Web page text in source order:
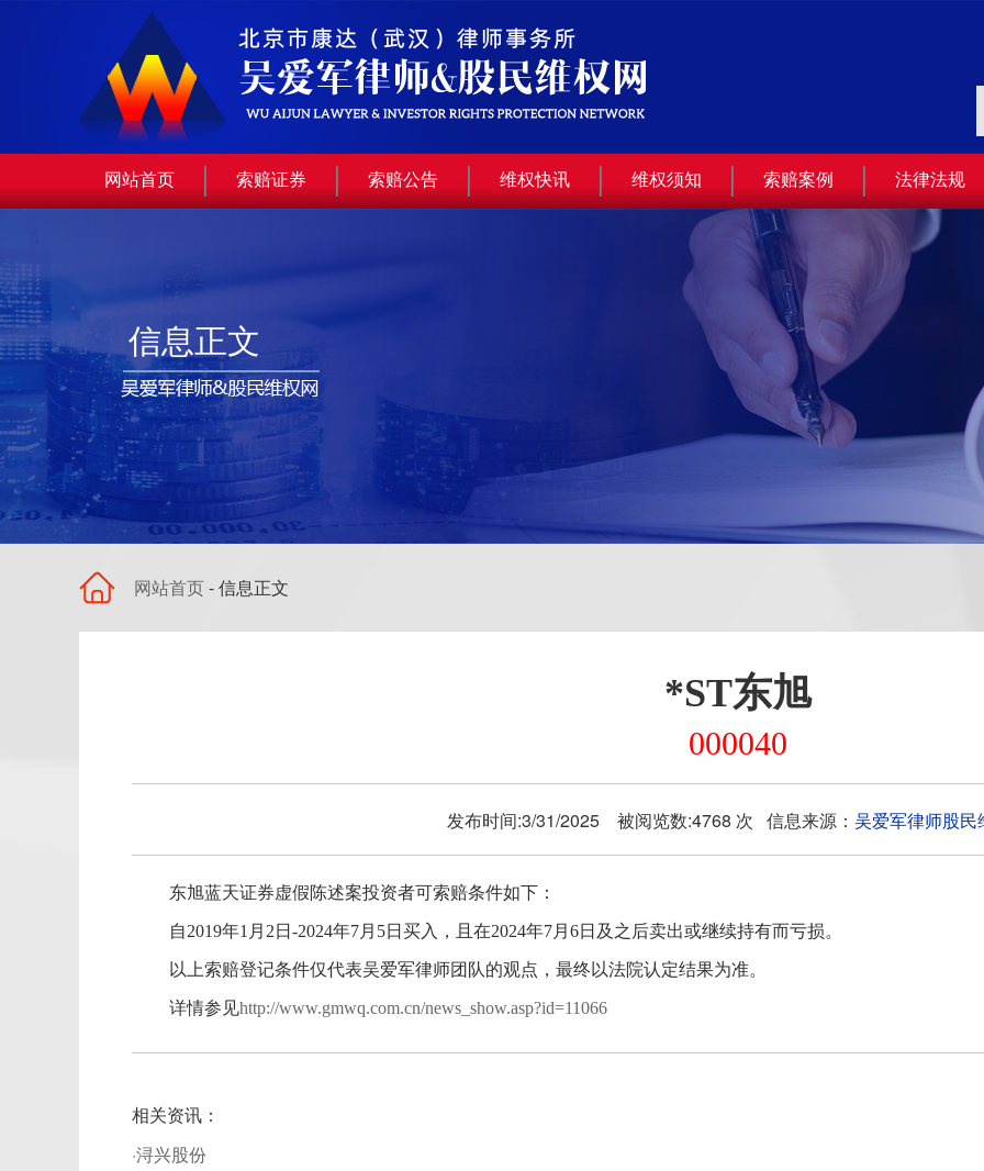
网站首页 索赔证券 索赔公告 维权快讯 维权须知 索赔案例 法律法规
信息正文
网站首页- 信息正文
*ST东旭
000040
发布时间:3/31/2025 被阅览数:4768 次 信息来源： 吴爱军律师股民
东旭蓝天证券虚假陈述案投资者可索赔条件如下 ：
自2019年1月2日-2024年7月5日买入，且在2024年7月6日及之后卖出或继续持有而亏损。
以上索赔登记条件仅代表吴爱军律师团队的观点，最终以法院认定结果为准。
详情参见http://www.gmwq.com.cn/news_show.asp?id=11066
相关资讯：
·浔兴股份